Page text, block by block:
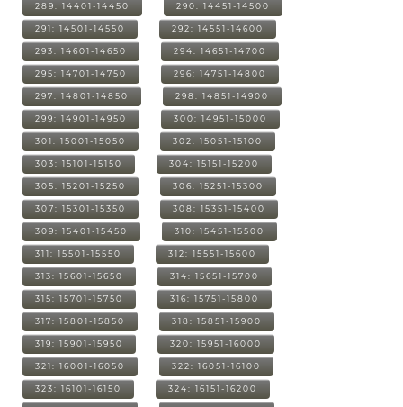
289: 14401-14450 290: 14451-14500
291: 14501-14550 292: 14551-14600
293: 14601-14650 294: 14651-14700
295: 14701-14750 296: 14751-14800
297: 14801-14850 298: 14851-14900
299: 14901-14950 300: 14951-15000
301: 15001-15050 302: 15051-15100
303: 15101-15150 304: 15151-15200
305: 15201-15250 306: 15251-15300
307: 15301-15350 308: 15351-15400
309: 15401-15450 310: 15451-15500
311: 15501-15550 312: 15551-15600
313: 15601-15650 314: 15651-15700
315: 15701-15750 316: 15751-15800
317: 15801-15850 318: 15851-15900
319: 15901-15950 320: 15951-16000
321: 16001-16050 322: 16051-16100
323: 16101-16150 324: 16151-16200